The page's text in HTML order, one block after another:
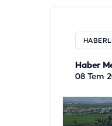
Haber
08 Tem